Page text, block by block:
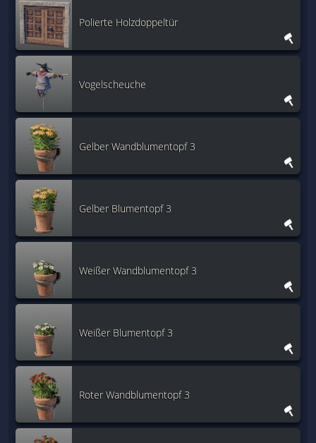
Polierte Holzdoppeltür
Vogelscheuche
Gelber Wandblumentopf 3
Gelber Blumentopf 3
Weißer Wandblumentopf 3
Weißer Blumentopf 3
Roter Wandblumentopf 3